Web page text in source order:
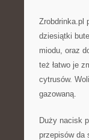
Zrobdrinka.pl
dziesiątki
miodu, oraz
też łatwo je
cytrusów.
gazowaną.
Duży nacisk
przepisów da